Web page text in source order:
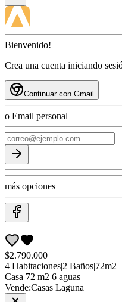
Bienvenido!
Crea una cuenta iniciando
Continuar con Gmail
o Email personal
más opciones
$2.790.000
4 Habitaciones|2 Baños|72m2
Casa 72 m2 6 aguas
Vende:Casas Laguna